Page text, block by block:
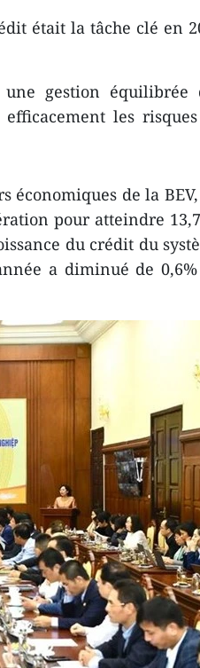
était la tâche clé en
gestion équilibrée
les
économiques de la
pour atteindre
du crédit du
a diminué de